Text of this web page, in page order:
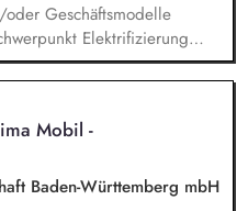
Geschäftsmodelle
Elektrifizierung
sie von der
und Skalierung weiter.
marktseitigen Erfolg
Kennzahlen wie Umsatz,
und leitest daraus
Mobil -
Baden-Württemberg mbH